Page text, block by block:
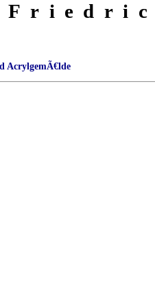
AcrylgemÃ€lde